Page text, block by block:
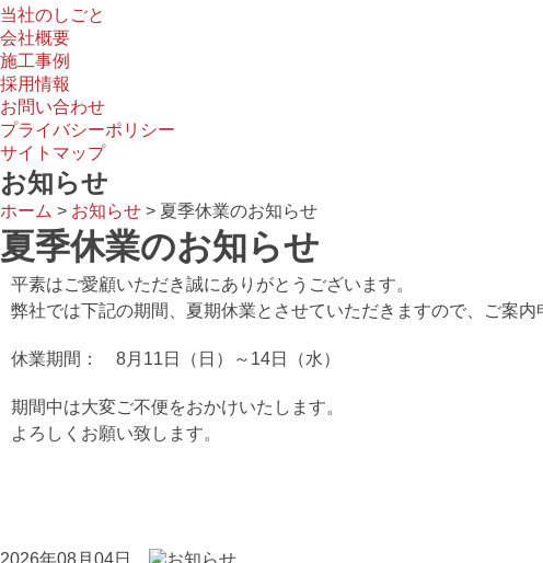
当社のしごと
会社概要
施工事例
採用情報
お問い合わせ
プライバシーポリシー
サイトマップ
お知らせ
ホーム > お知らせ > 夏季休業のお知らせ
夏季休業のお知らせ
平素はご愛顧いただき誠にありがとうございます。
弊社では下記の期間、夏期休業とさせていただきますので、ご案内
休業期間： 8月11日（日）～14日（水）
期間中は大変ご不便をおかけいたします。
よろしくお願い致します。
2026年08月04日